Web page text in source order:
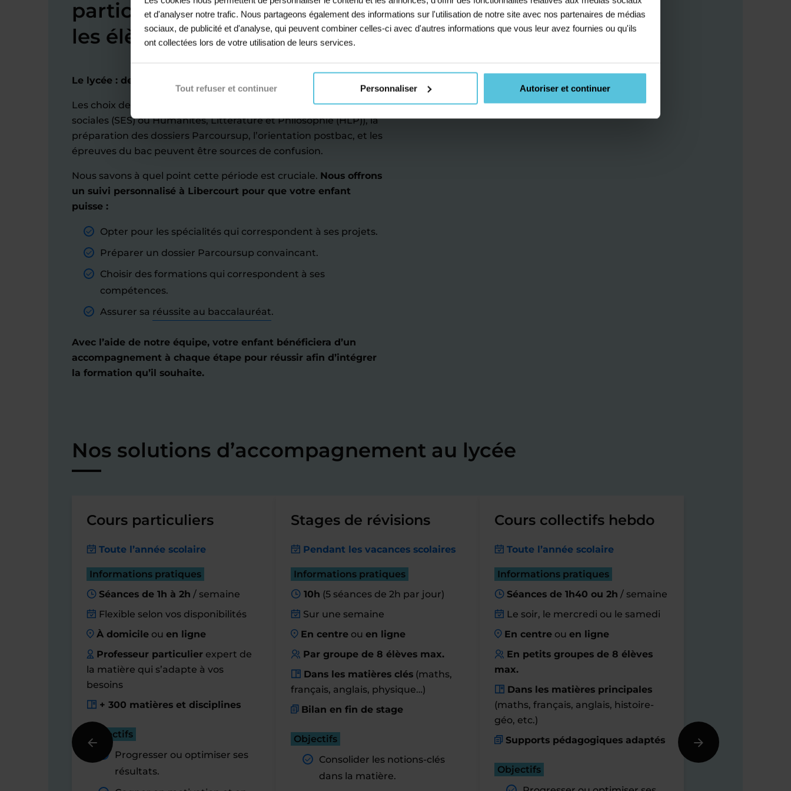
et d'analyser notre trafic. Nous partageons également des informations sur l'utilisation de notre site avec nos partenaires de médias
sociaux, de publicité et d'analyse, qui peuvent combiner celles-ci avec d'autres informations que vous leur avez fournies ou qu'ils
ont collectées lors de votre utilisation de leurs services.
Tout refuser et continuer Personnaliser Autoriser et continuer
particuliers à Libercourt pour
les élèves de lycée
Le lycée : des années décisives pour l’avenir de votre enfant.
Les choix de spécialités (comme Sciences économiques et
sociales (SES) ou Humanités, Littérature et Philosophie (HLP)), la
préparation des dossiers Parcoursup, l’orientation postbac, et les
épreuves du bac peuvent être sources de confusion.
Nous savons à quel point cette période est cruciale. Nous offrons
un suivi personnalisé à Libercourt pour que votre enfant
puisse :
Opter pour les spécialités qui correspondent à ses projets.
Préparer un dossier Parcoursup convaincant.
Choisir des formations qui correspondent à ses
compétences.
Assurer sa réussite au baccalauréat.
Avec l’aide de notre équipe, votre enfant bénéficiera d’un
accompagnement à chaque étape pour réussir afin d’intégrer
la formation qu’il souhaite.
Nos solutions d’accompagnement au lycée
Cours particuliers
Toute l’année scolaire
Informations pratiques
Séances de 1h à 2h / semaine
Flexible selon vos disponibilités
À domicileou en ligne
Professeur particulier expert de
la matière qui s’adapte à vos
besoins
+ 300 matières et disciplines
Objectifs
Progresser ou optimiser ses
résultats.
Stages de révisions
Pendant les vacances scolaires
Informations pratiques
10h (5 séances de 2h par jour)
Sur une semaine
En centreou en ligne
Par groupe de 8 élèves max.
Dans les matières clés(maths,
français, anglais, physique…)
Bilan en fin de stage
Objectifs
Consolider les notions-clés
dans la matière.
Cours collectifs hebdo
Toute l’année scolaire
Informations pratiques
Séances de 1h40 ou 2h / semaine
Le soir, le mercredi ou le samedi
En centre ouen ligne
En petits groupes de 8 élèves
max.
Dans les matières principales
(maths, français, anglais, histoire-
géo, etc.)
Supports pédagogiques adaptés
Objectifs